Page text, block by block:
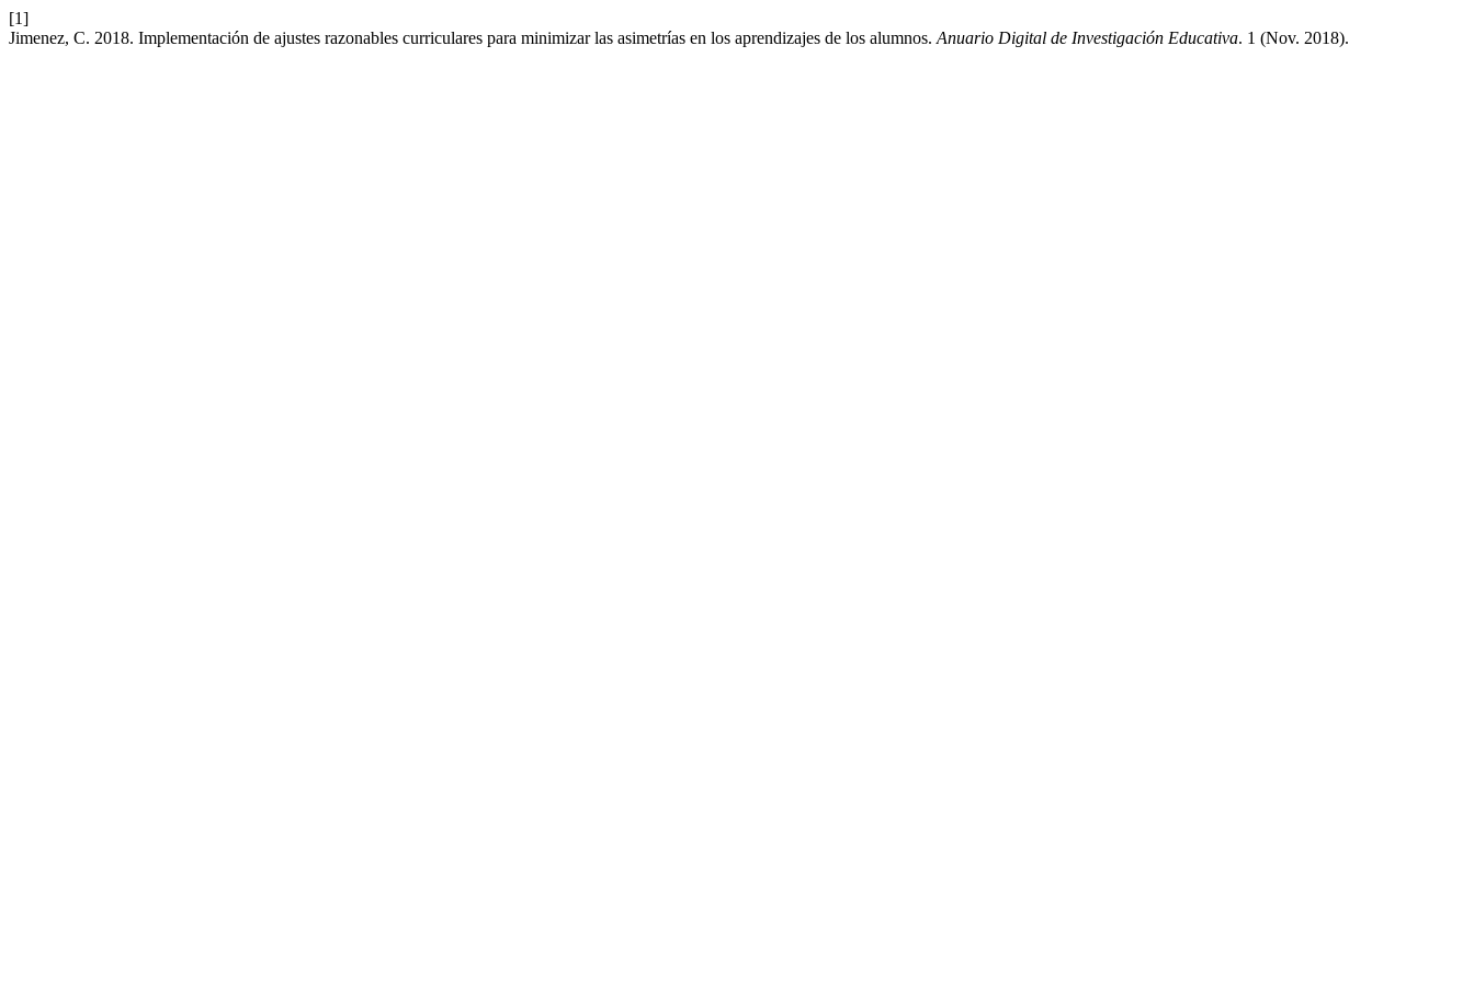
[1]
Jimenez, C. 2018. Implementación de ajustes razonables curriculares para minimizar las asimetrías en los aprendizajes de los alumnos. Anuario Digital de Investigación Educativa. 1 (Nov. 2018).